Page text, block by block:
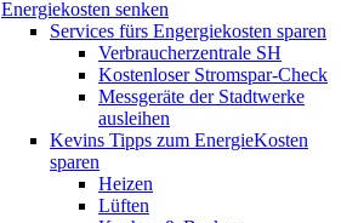
Energiekosten senken
Services fürs Engergiekosten sparen
Verbraucherzentrale SH
Kostenloser Stromspar-Check
Messgeräte der Stadtwerke
ausleihen
Kevins Tipps zum EnergieKosten
sparen
Heizen
Lüften